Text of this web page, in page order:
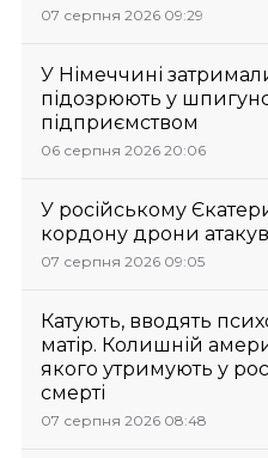
07 серпня 2026 09:29
У Німеччині
підозрюють у
підприємством
06 серпня 2026 20:06
У російському
кордону дрони
07 серпня 2026 09:05
Катують, вводять
матір. Колишній
якого утримують у
смерті
07 серпня 2026 08:48